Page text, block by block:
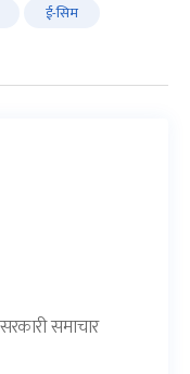
ई-सिम
समाचार